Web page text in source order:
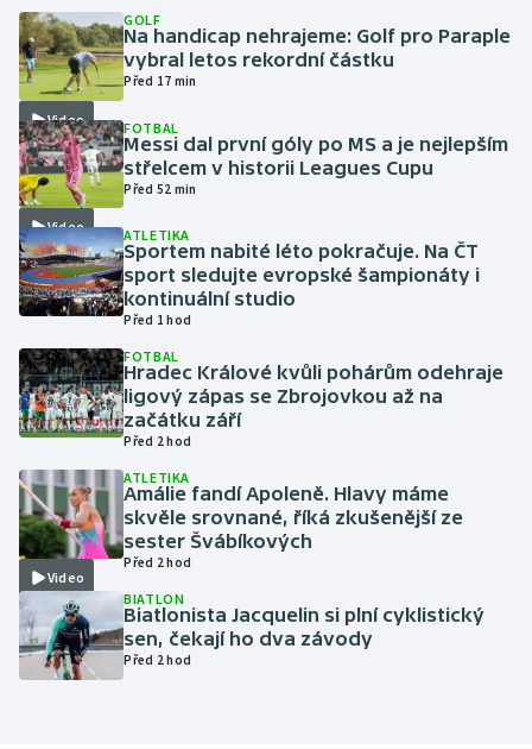
Gymnastika
Házená
Jezdectví
Judo
Krasobruslení
Lezení
Lyže a snowboard
Moderní pětiboj
Motorsport
Olympijské hry
Parasport
Plavání
Video
GOLF
Na handicap nehrajeme: Golf pro Paraple
vybral letos rekordní částku
Před 17 min
Video
FOTBAL
Messi dal první góly po MS a je nejlepším
střelcem v historii Leagues Cupu
Před 52 min
ATLETIKA
Sportem nabité léto pokračuje. Na ČT
sport sledujte evropské šampionáty i
kontinuální studio
Před 1 hod
FOTBAL
Hradec Králové kvůli pohárům odehraje
ligový zápas se Zbrojovkou až na
začátku září
Před 2 hod
Video
ATLETIKA
Amálie fandí Apoleně. Hlavy máme
skvěle srovnané, říká zkušenější ze
sester Švábíkových
Před 2 hod
BIATLON
Biatlonista Jacquelin si plní cyklistický
sen, čekají ho dva závody
Před 2 hod